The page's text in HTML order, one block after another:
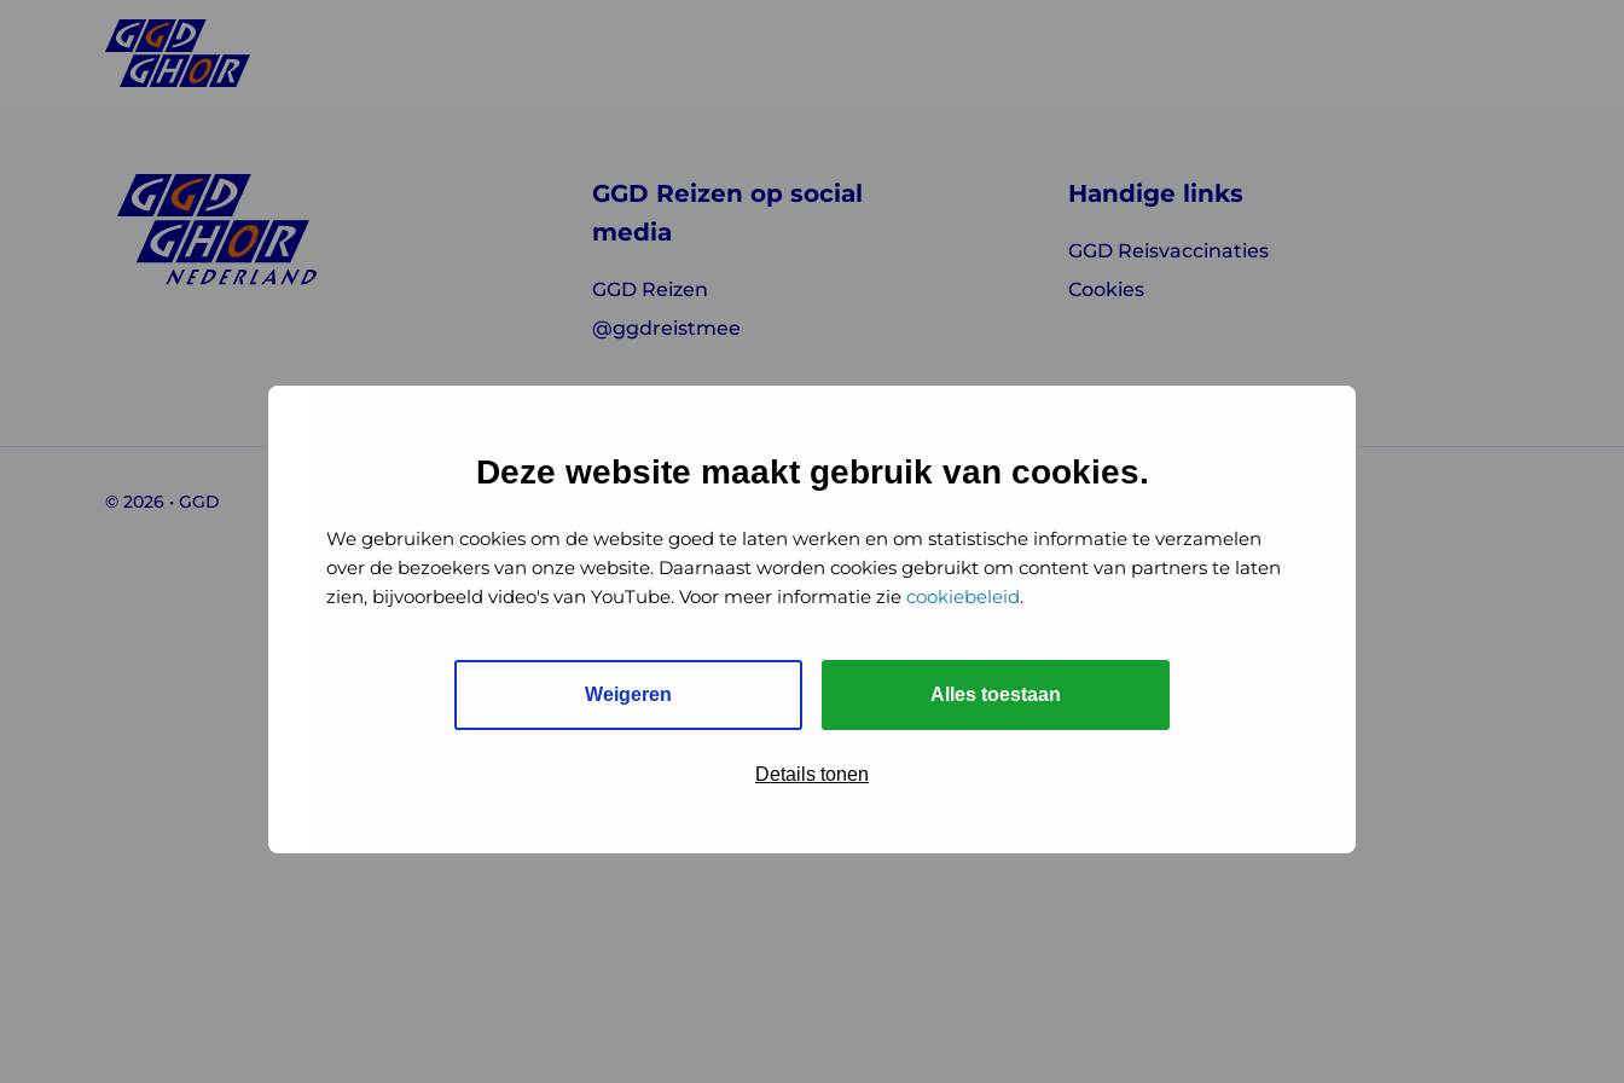
Deze website maakt gebruik van cookies.
We gebruiken cookies om de website goed te laten werken en om statistische informatie te verzamelen
over de bezoekers van onze website. Daarnaast worden cookies gebruikt om content van partners te laten
zien, bijvoorbeeld video's van YouTube. Voor meer informatie zie cookiebeleid.
Weigeren Alles toestaan
Details tonen
GHORGHOR
Nederland
GGD Reizen op social
media
GGD Reizen
@ggdreistmee
Handige links
GGD Reisvaccinaties
Cookies
© 2026 • GGD